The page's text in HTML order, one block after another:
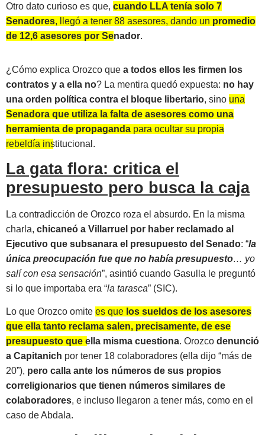
Otro dato curioso es que, cuando LLA tenía solo 7
Senadores, llegó a tener 88 asesores, dando un promedio
de 12,6 asesores por Senador.
¿Cómo explica Orozco que a todos ellos les firmen los
contratos y a ella no? La mentira quedó expuesta: no hay
una orden política contra el bloque libertario, sino una
Senadora que utiliza la falta de asesores como una
herramienta de propaganda para ocultar su propia
rebeldía institucional.
La gata flora: critica el
presupuesto pero busca la caja
La contradicción de Orozco roza el absurdo. En la misma
charla, chicaneó a Villarruel por haber reclamado al
Ejecutivo que subsanara el presupuesto del Senado: “la
única preocupación fue que no había presupuesto… yo
salí con esa sensación”, asintió cuando Gasulla le preguntó
si lo que importaba era “la tarasca” (SIC).
Lo que Orozco omite es que los sueldos de los asesores
que ella tanto reclama salen, precisamente, de ese
presupuesto que ella misma cuestiona. Orozco denunció
a Capitanich por tener 18 colaboradores (ella dijo “más de
20”), pero calla ante los números de sus propios
correligionarios que tienen números similares de
colaboradores, e incluso llegaron a tener más, como en el
caso de Abdala.